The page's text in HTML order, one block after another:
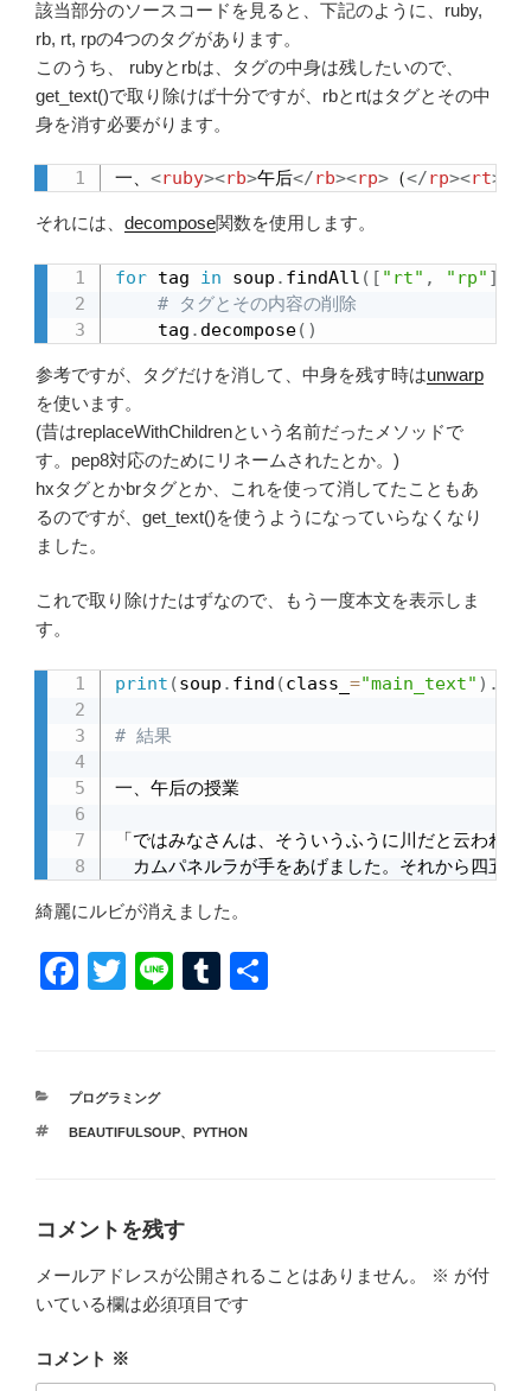
該当部分のソースコードを見ると、下記のように、ruby,
rb, rt, rpの4つのタグがあります。
このうち、 rubyとrbは、タグの中身は残したいので、
get_text()で取り除けば十分ですが、rbとrtはタグとその中
身を消す必要がります。
一、 <ruby><rb>午后</rb><rp> （</rp><rt>
それには、 decompose関数を使用します。
for tag in soup . findAll ( [ "rt" , "rp" ]
# タグとその内容の削除
    tag
. decompose( )
参考ですが、タグだけを消して、中身を残す時はunwarp
を使います。
(昔はreplaceWithChildrenという名前だったメソッドで
す。pep8対応のためにリネームされたとか。)
hxタグとかbrタグとか、これを使って消してたこともあ
るのですが、get_text()を使うようになっていらなくなり
ました。
これで取り除けたはずなので、もう一度本文を表示しま
す。
print (soup . find (class_ ="main_text" ) .
# 結果
一、午后の授業
「ではみなさんは、そういうふうに川だと云われ
カムパネルラが手をあげました。それから四五人
綺麗にルビが消えました。
F
e
b
k
T
er
Li
T
r
カ
ゴ
プログラミング
タ
BEAUTIFULSOUP、 PYTHON
コメントを残す
メールアドレスが公開されることはありません。 ※ が付
いている欄は必須項目です
コメント ※